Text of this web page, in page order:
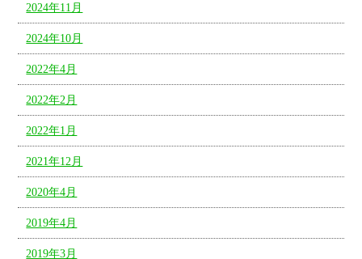
2024年11月
2024年10月
2022年4月
2022年2月
2022年1月
2021年12月
2020年4月
2019年4月
2019年3月